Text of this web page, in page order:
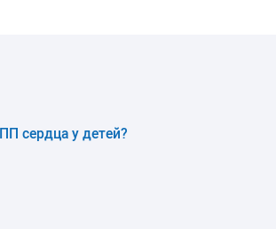
сердца у детей?